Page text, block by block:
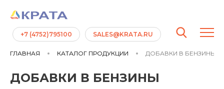
+7 (4752)795100 SALES@KRATA.RU
ГЛАВНАЯ КАТАЛОГ ПРОДУКЦИИ ДОБАВКИ В БЕНЗИНЫ
ДОБАВКИ В БЕНЗИНЫ